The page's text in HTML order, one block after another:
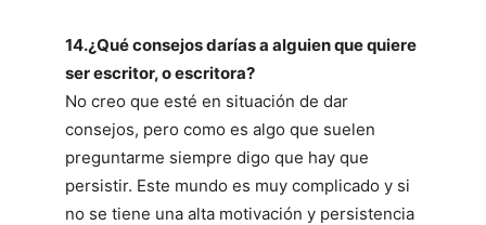
14.¿Qué consejos darías a alguien que quiere
ser escritor, o escritora?
No creo que esté en situación de dar
consejos, pero como es algo que suelen
preguntarme siempre digo que hay que
persistir. Este mundo es muy complicado y si
no se tiene una alta motivación y persistencia